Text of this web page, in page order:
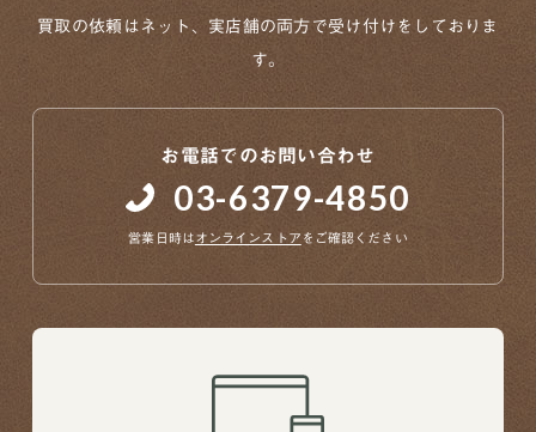
買取の依頼はネット、実店舗の両方で受け付けをしておりま
す。
お電話でのお問い合わせ
03-6379-4850
営業日時はオンラインストア をご確認ください